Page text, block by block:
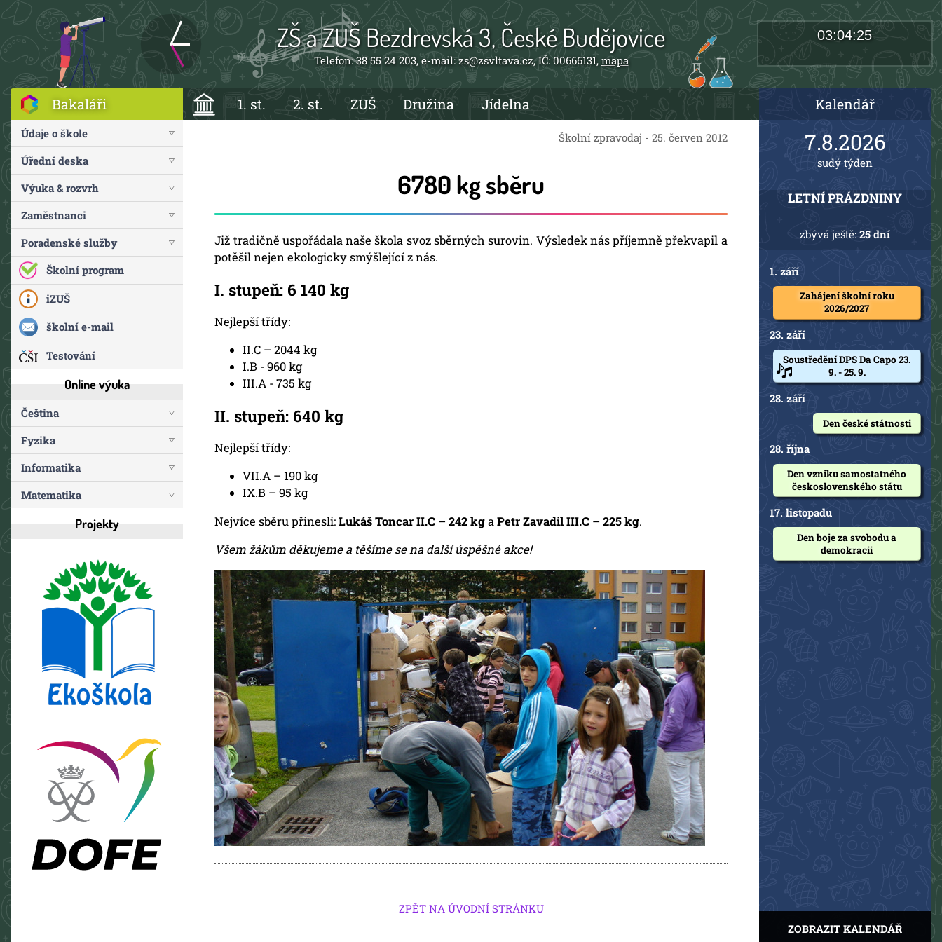
ZŠ a ZUŠ Bezdrevská 3, České Budějovice
Telefon: 38 55 24 203, e-mail: zs@zsvltava.cz, IČ: 00666131, mapa
03:04:26
Bakaláři 1. st. 2. st. ZUŠ Družina Jídelna Kalendář
Údaje o škole
Úřední deska
Výuka & rozvrh
Zaměstnanci
Poradenské služby
Školní program
iZUŠ
školní e-mail
Testování
Online výuka
Čeština
Fyzika
Informatika
Matematika
Projekty
Školní zpravodaj - 25. červen 2012
6780 kg sběru
Již tradičně uspořádala naše škola svoz sběrných surovin. Výsledek nás příjemně překvapil a
potěšil nejen ekologicky smýšlející z nás.
I. stupeň: 6 140 kg
Nejlepší třídy:
II.C – 2044 kg
I.B - 960 kg
III.A - 735 kg
II. stupeň: 640 kg
Nejlepší třídy:
VII.A – 190 kg
IX.B – 95 kg
Nejvíce sběru přinesli:Lukáš Toncar II.C – 242 kgaPetr Zavadil III.C – 225 kg.
Všem žákům děkujeme a těšíme se na další úspěšné akce!
ZPĚT NA ÚVODNÍ STRÁNKU
7.8.2026
sudý týden
LETNÍ PRÁZDNINY
zbývá ještě:25 dní
1. září
Zahájení školní roku
2026/2027
23. září
Soustředění DPS Da Capo 23.
9. - 25. 9.
28. září
Den české státnosti
28. října
Den vzniku samostatného
československého státu
17. listopadu
Den boje za svobodu a
demokracii
ZOBRAZIT KALENDÁŘ